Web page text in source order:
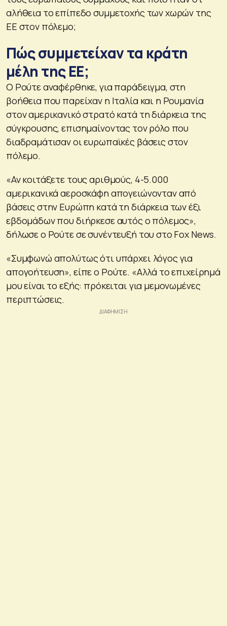
αλήθεια το επίπεδο συμμετοχής των χωρών της
ΕΕ στον πόλεμο;
Πώς συμμετείχαν τα κράτη
μέλη της ΕΕ;
Ο Ρούτε αναφέρθηκε, για παράδειγμα, στη
βοήθεια που παρείχαν η Ιταλία και η Ρουμανία
στον αμερικανικό στρατό κατά τη διάρκεια της
σύγκρουσης, επισημαίνοντας τον ρόλο που
διαδραμάτισαν οι ευρωπαϊκές βάσεις στον
πόλεμο.
«Αν κοιτάξετε τους αριθμούς, 4-5.000
αμερικανικά αεροσκάφη απογειώνονταν από
βάσεις στην Ευρώπη κατά τη διάρκεια των έξι
εβδομάδων που διήρκεσε αυτός ο πόλεμος»,
δήλωσε ο Ρούτε σε συνέντευξή του στο Fox News.
«Συμφωνώ απολύτως ότι υπάρχει λόγος για
απογοήτευση», είπε ο Ρούτε. «Αλλά το επιχείρημά
μου είναι το εξής: πρόκειται για μεμονωμένες
περιπτώσεις.